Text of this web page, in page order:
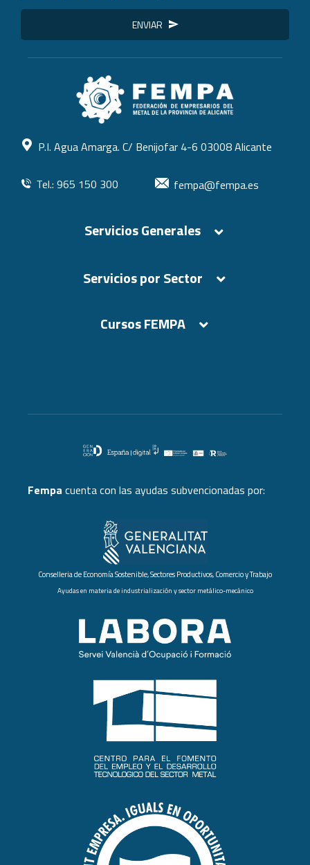
ENVIAR
P.I. Agua Amarga. C/ Benijofar 4-6 03008 Alicante
Tel.: 965 150 300 fempa@fempa.es
Servicios Generales
Servicios por Sector
Cursos FEMPA
Fempa cuenta con las ayudas subvencionadas por:
Conselleria de Economía Sostenible, Sectores Productivos, Comercio y Trabajo
Ayudas en materia de industrialización y sector metálico-mecánico